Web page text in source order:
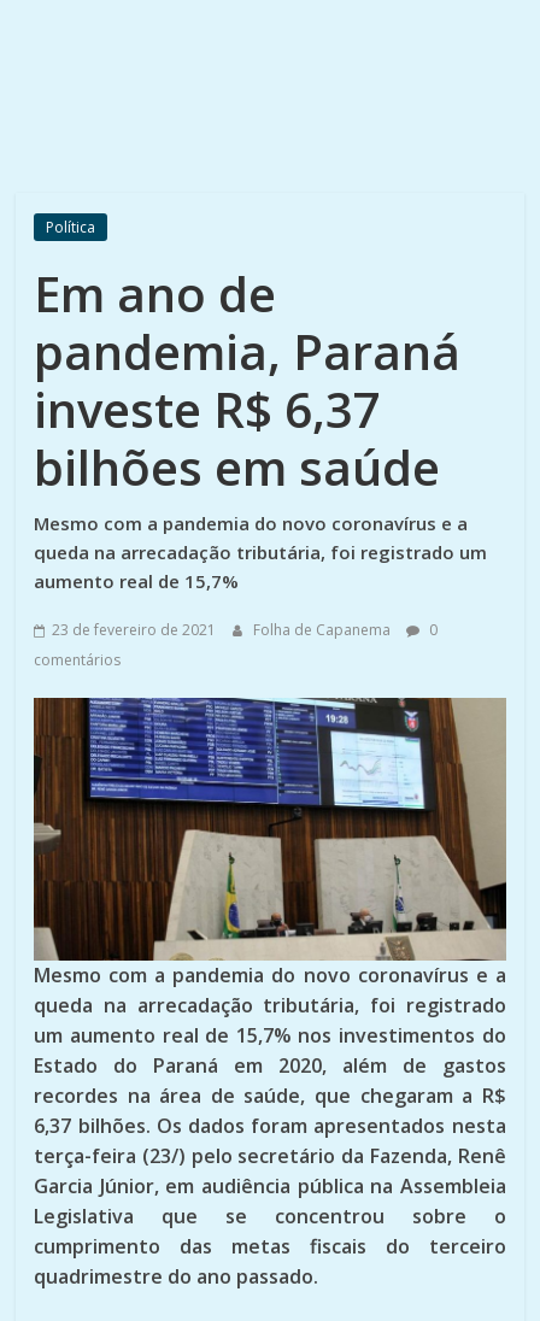
Política
Em ano de
pandemia, Paraná
investe R$ 6,37
bilhões em saúde
Mesmo com a pandemia do novo coronavírus e a
queda na arrecadação tributária, foi registrado um
aumento real de 15,7%
23 de fevereiro de 2021 Folha de Capanema
0
comentários
Mesmo com a pandemia do novo coronavírus e a
queda na arrecadação tributária, foi registrado
um aumento real de 15,7% nos investimentos do
Estado do Paraná em 2020, além de gastos
recordes na área de saúde, que chegaram a R$
6,37 bilhões. Os dados foram apresentados nesta
terça-feira (23/) pelo secretário da Fazenda, Renê
Garcia Júnior, em audiência pública na Assembleia
Legislativa que se concentrou sobre o
cumprimento das metas fiscais do terceiro
quadrimestre do ano passado.